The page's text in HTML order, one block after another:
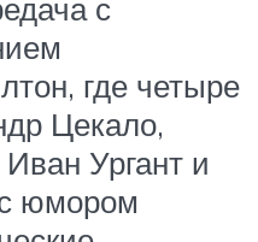
с
где четыре
Цекало,
Ургант и
юмором